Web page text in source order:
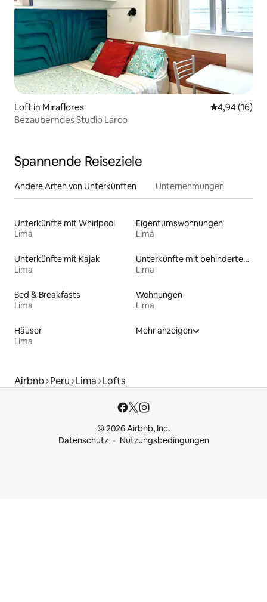
Loft in Miraflores
4,94 (16)
Bezauberndes Studio Larco
Spannende Reiseziele
Andere Arten von Unterkünften Unternehmungen
Unterkünfte mit Whirlpool
Lima
Eigentumswohnungen
Lima
Unterkünfte mit Kajak
Lima
Unterkünfte mit behindertengerechtem Bett
Lima
Bed & Breakfasts
Lima
Wohnungen
Lima
Häuser
Lima
Mehr anzeigen
Airbnb Peru Lima Lofts
© 2026 Airbnb, Inc.
Datenschutz
Nutzungsbedingungen